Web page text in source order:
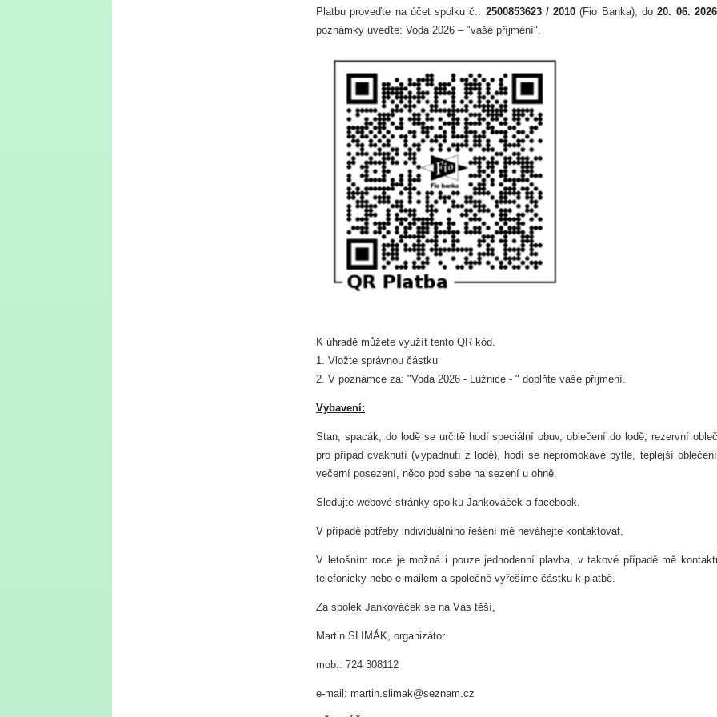
Platbu proveďte na účet spolku č.: 2500853623 / 2010 (Fio Banka), do20. 06. 2026
poznámky uveďte: Voda 2026 – "vaše příjmení".
K úhradě můžete využít tento QR kód.
1. Vložte správnou částku
2. V poznámce za: "Voda 2026 - Lužnice - " doplňte vaše příjmení.
Vybavení:
Stan, spacák, do lodě se určitě hodí speciální obuv, oblečení do lodě, rezervní
pro případ cvaknutí (vypadnutí z lodě), hodí se nepromokavé pytle, teplejší
večerní posezení, něco pod sebe na sezení u ohně.
Sledujte webové stránky spolku Jankováček a facebook.
V případě potřeby individuálního řešení mě neváhejte kontaktovat.
V letošním roce je možná i pouze jednodenní plavba, v takové případě mě
telefonicky nebo e-mailem a společně vyřešíme částku k platbě.
Za spolek Jankováček se na Vás těší,
Martin SLIMÁK, organizátor
mob.: 724 308112
e-mail: martin.slimak@seznam.cz